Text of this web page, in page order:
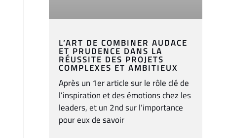
L’ART DE COMBINER AUDACE
ET PRUDENCE DANS LA
RÉUSSITE DES PROJETS
COMPLEXES ET AMBITIEUX
Après un 1er article sur le rôle clé de
l’inspiration et des émotions chez les
leaders, et un 2nd sur l’importance
pour eux de savoir